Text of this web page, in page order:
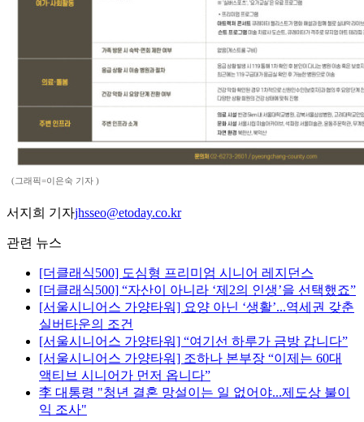
(그래픽=이은숙 기자 )
서지희 기자jhsseo@etoday.co.kr
관련 뉴스
[더클래식500] 도심형 프리미엄 시니어 레지던스
[더클래식500] “자산이 아니라 ‘제2의 인생’을 선택했죠”
[서울시니어스 가양타워] 요양 아닌 ‘생활’...역세권 갖춘
실버타운의 조건
[서울시니어스 가양타워] “여기선 하루가 금방 갑니다”
[서울시니어스 가양타워] 조하나 본부장 “이제는 60대
액티브 시니어가 먼저 옵니다”
李 대통령 "청년 결혼 망설이는 일 없어야...제도상 불이
익 조사"